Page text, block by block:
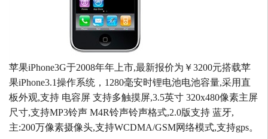
苹果iPhone3G于2008年年上市,最新报价为￥3200元搭载苹
果iPhone3.1操作系统，1280毫安时锂电池电池容量,采用直
板外观,支持 电容屏 支持多触摸屏,3.5英寸 320x480像素主屏
尺寸,支持MP3铃声 M4R铃声铃声格式,2.0版支持 蓝牙,
主:200万像素摄像头,支持WCDMA/GSM网络模式,支持gps。